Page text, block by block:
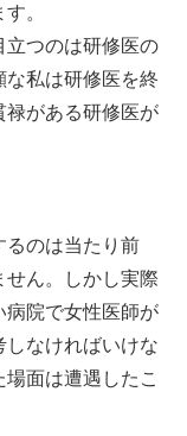
。
立つのは研修医の
な私は研修医を終
禄がある研修医が
るのは当たり前
せん。しかし実際
病院で女性医師が
しなければいけな
面は遭遇したこ